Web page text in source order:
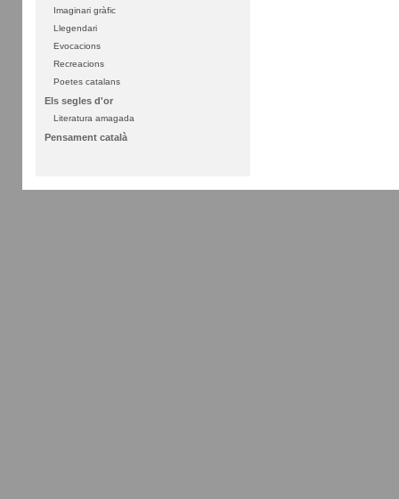
Imaginari gràfic
Llegendari
Evocacions
Recreacions
Poetes catalans
Els segles d'or
Literatura amagada
Pensament català